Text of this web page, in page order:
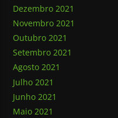
Dezembro 2021
Novembro 2021
Outubro 2021
Setembro 2021
Agosto 2021
Julho 2021
Junho 2021
Maio 2021